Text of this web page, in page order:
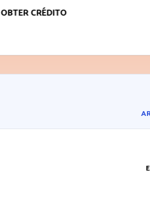
FAÇA A DIFERENÇA: SEJA